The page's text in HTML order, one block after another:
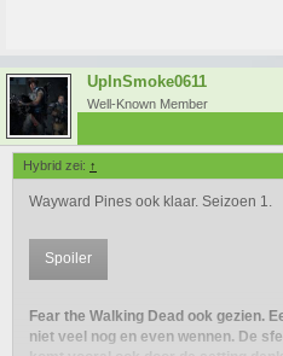
UpInSmoke0611
Well-Known Member
Hybrid zei: ↑
Wayward Pines ook klaar. Seizoen 1.
Spoiler
Fear the Walking Dead ook gezien.
niet veel nog en even wennen. De